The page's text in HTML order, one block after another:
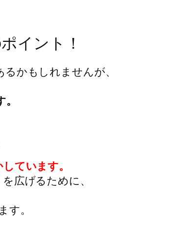
イント！
かもしれませんが、
ています。
広げるために、
。